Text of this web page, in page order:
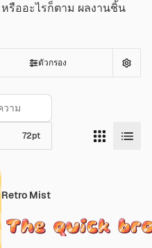
รืออะไรก็ตาม ผลงานชิ้น
ตัวกรอง
72pt
Retro Mist